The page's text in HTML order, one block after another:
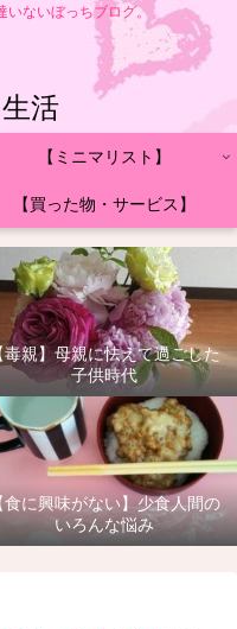
いないぼっちブログ。
活
【ミニマリスト】
【買った物・サービス】
毒親】母親に怯えて過ごした
子供時代
食に興味がない】少食人間の
いろんな悩み